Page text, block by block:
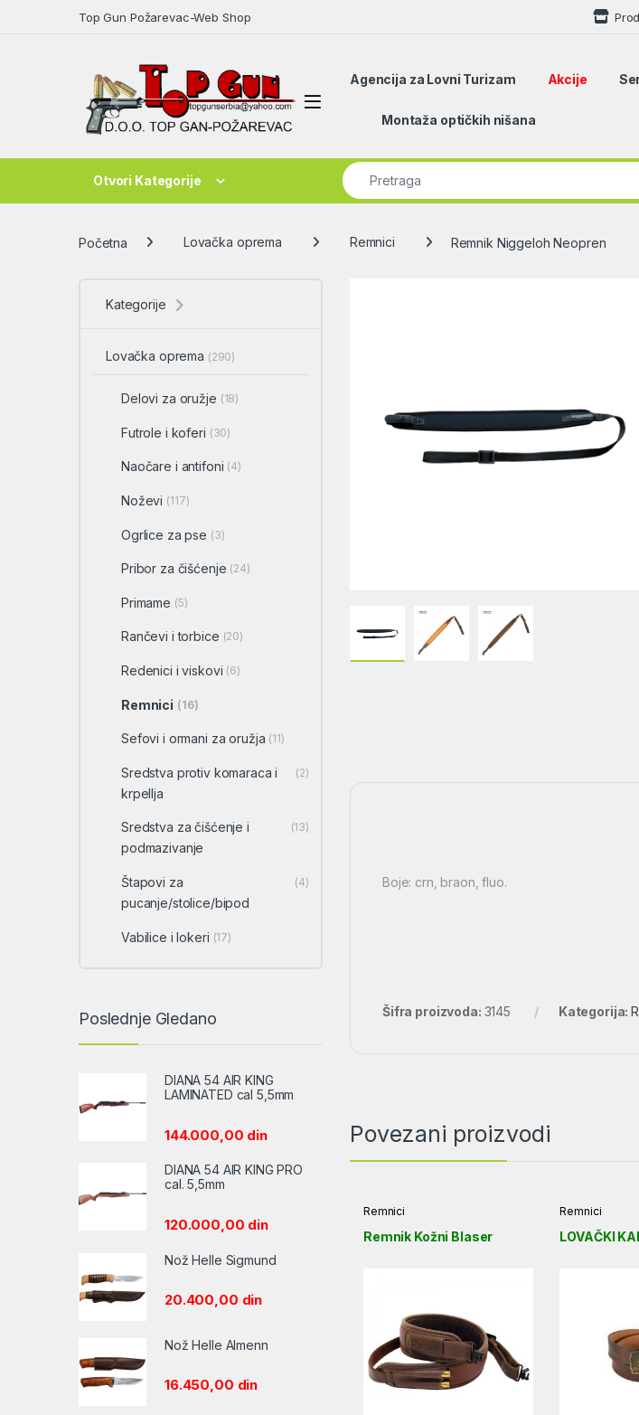
Top Gun Požarevac-Web Shop
Open
Agencija za Lovni Turizam Akcije
Montaža optičkih nišana
Otvori Kategorije
Search for:
Početna Lovačka oprema Remnici Remnik Niggeloh Neopren
Boje: crn, braon, fluo.
Šifra proizvoda: 3145 Kategorija:
Povezani proizvodi
Remnici
Remnik Kožni Blaser
Remnici
LOVAČKI
Kategorije
Lovačka oprema (290)
Delovi za oružje (18)
Futrole i koferi (30)
Naočare i antifoni (4)
Noževi (117)
Ogrlice za pse (3)
Pribor za čišćenje (24)
Primame (5)
Rančevi i torbice (20)
Redenici i viskovi (6)
Remnici (16)
Sefovi i ormani za oružja (11)
Sredstva protiv komaraca i
krpellja
(2)
Sredstva za čišćenje i
podmazivanje
(13)
Štapovi za
pucanje/stolice/bipod
(4)
Vabilice i lokeri (17)
Poslednje Gledano
DIANA 54 AIR KING
LAMINATED cal 5,5mm
144.000,00 din
DIANA 54 AIR KING PRO
cal. 5,5mm
120.000,00 din
Nož Helle Sigmund
20.400,00 din
Nož Helle Almenn
16.450,00 din